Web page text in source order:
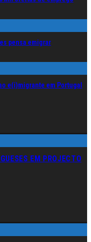
pensa emigrar
e(i)migrante em Portugal
EM PROJECTO